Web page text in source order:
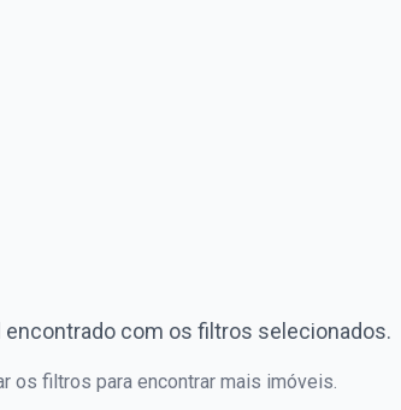
encontrado com os filtros selecionados.
os filtros para encontrar mais imóveis.